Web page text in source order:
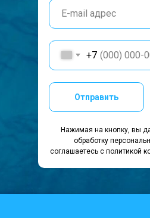
+7
Отправить
Нажимая на кнопку, вы
обработку
соглашаетесь c политикой